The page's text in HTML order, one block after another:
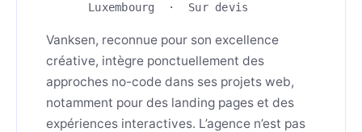
Luxembourg · Sur devis
Vanksen, reconnue pour son excellence
créative, intègre ponctuellement des
approches no-code dans ses projets web,
notamment pour des landing pages et des
expériences interactives. L’agence n’est pas